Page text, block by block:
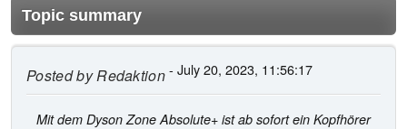
Topic summary
Posted byRedaktion- July 20, 2023, 11:56:17
Mit dem Dyson Zone Absolute+ ist ab sofort ein Kopfhörer